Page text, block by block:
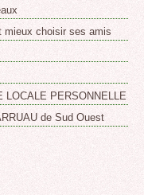
mieux choisir ses amis
LOCALE PERSONNELLE
de Sud Ouest